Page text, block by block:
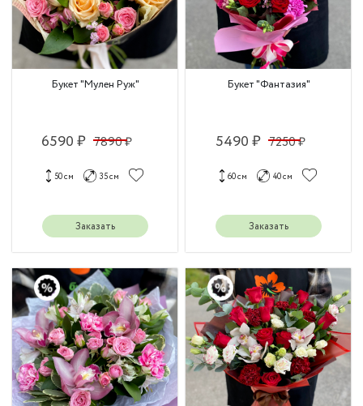
Букет "Мулен Руж"
6590 ₽ 7890 ₽
50 см 35 см
Заказать
Букет "Фантазия"
5490 ₽ 7250 ₽
60 см 40 см
Заказать